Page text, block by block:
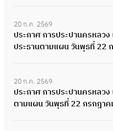
20 ก.ค. 2569
ประกาศ การประปานครหลว
ประธานตามแผน วันพุธที่ 22
20 ก.ค. 2569
ประกาศ การประปานครหลวง
ตามแผน วันพุธที่ 22 กรกฎา